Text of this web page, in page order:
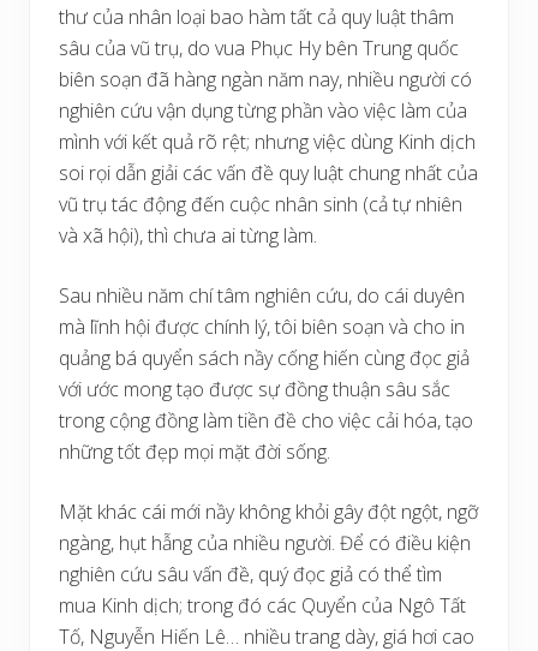
thư của nhân loại bao hàm tất cả quy luật thâm
sâu của vũ trụ, do vua Phục Hy bên Trung quốc
biên soạn đã hàng ngàn năm nay, nhiều người có
nghiên cứu vận dụng từng phần vào việc làm của
mình với kết quả rõ rệt; nhưng việc dùng Kinh dịch
soi rọi dẫn giải các vấn đề quy luật chung nhất của
vũ trụ tác động đến cuộc nhân sinh (cả tự nhiên
và xã hội), thì chưa ai từng làm.
Sau nhiều năm chí tâm nghiên cứu, do cái duyên
mà lĩnh hội được chính lý, tôi biên soạn và cho in
quảng bá quyển sách nầy cống hiến cùng đọc giả
với ước mong tạo được sự đồng thuận sâu sắc
trong cộng đồng làm tiền đề cho việc cải hóa, tạo
những tốt đẹp mọi mặt đời sống.
Mặt khác cái mới nầy không khỏi gây đột ngột, ngỡ
ngàng, hụt hẫng của nhiều người. Để có điều kiện
nghiên cứu sâu vấn đề, quý đọc giả có thể tìm
mua Kinh dịch; trong đó các Quyển của Ngô Tất
Tố, Nguyễn Hiến Lê… nhiều trang dày, giá hơi cao